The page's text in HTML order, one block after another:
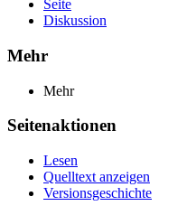
Seite
Diskussion
Mehr
Mehr
Seitenaktionen
Lesen
Quelltext anzeigen
Versionsgeschichte